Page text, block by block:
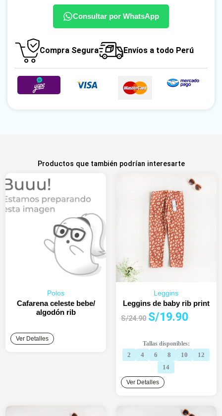
Consultar por WhatsApp
Compra Segura Envíos a todo Perú
Productos que también podrían interesarte
Polos
Cafarena celeste bebe/
algodón rib
Ver Detalles
Leggins
Leggins de baby rib print
S/24.90
El
era:
S/24.90.
S/19.90
es:
S/19.90.
Tallas disponibles:
2 4 6 8 10
12
14
Ver Detalles